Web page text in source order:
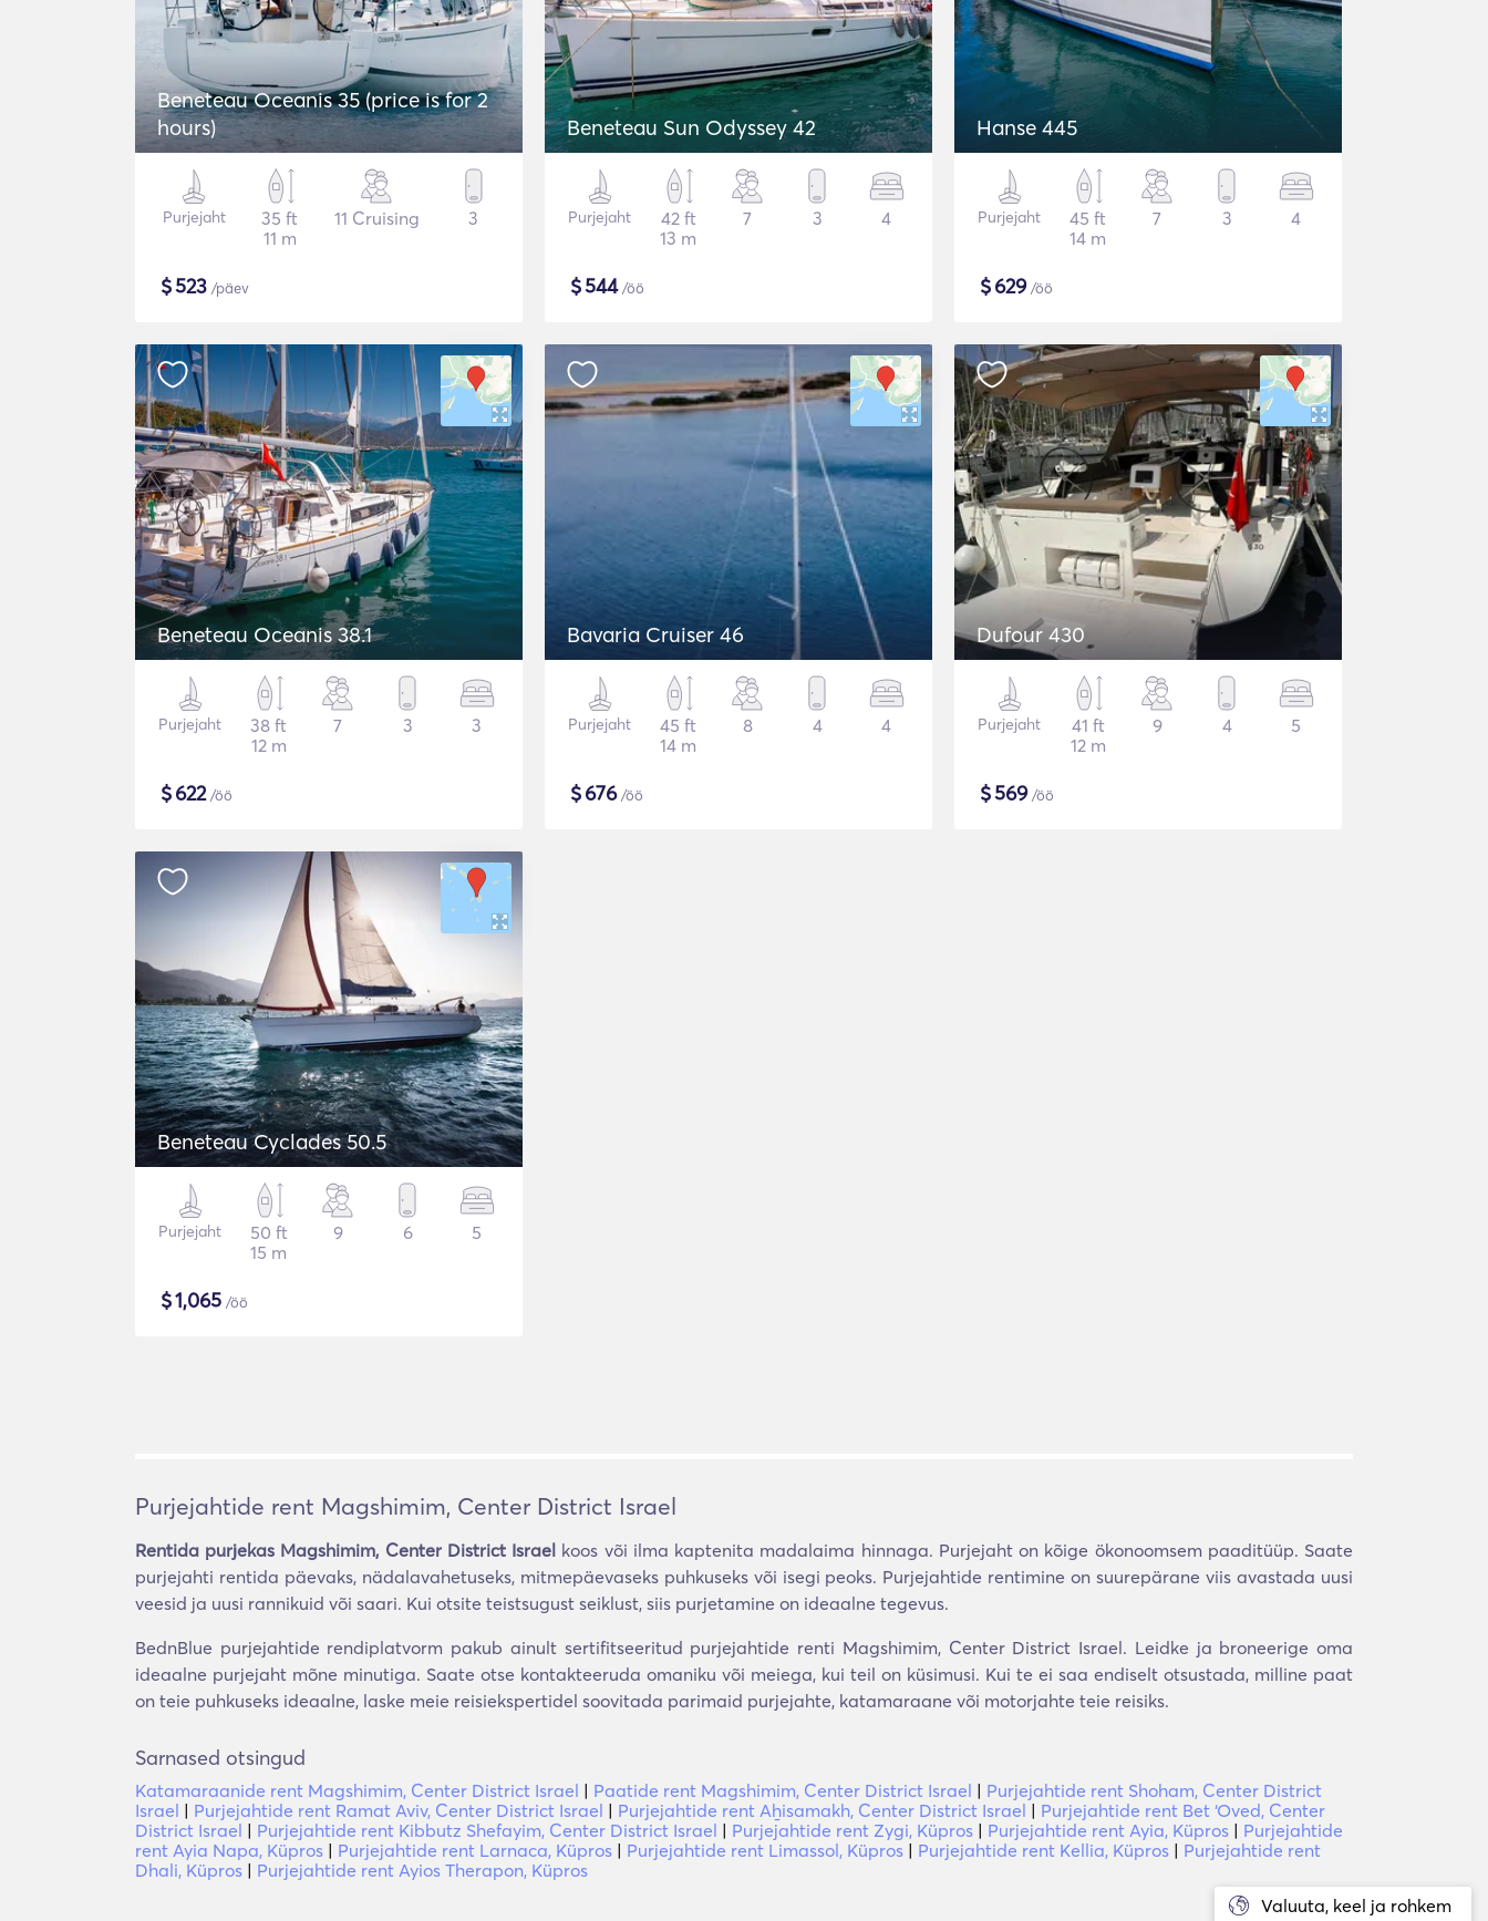
Beneteau Oceanis 35 (price is for 2
hours)
Purjejaht
35 ft
11 m
11 Cruising 3
$523 /päev
Beneteau Sun Odyssey 42
Purjejaht
42 ft
13 m
7 3 4
$544/öö
Hanse 445
Purjejaht
45 ft
14 m
7 3 4
$629/öö
Beneteau Oceanis 38.1
Purjejaht
38 ft
12 m
7 3 3
$622/öö
Bavaria Cruiser 46
Purjejaht
45 ft
14 m
8 4 4
$676/öö
Dufour 430
Purjejaht
41 ft
12 m
9 4 5
$569/öö
Beneteau Cyclades 50.5
Purjejaht
50 ft
15 m
9 6 5
$1,065 /öö
Valuuta, keel ja rohkem
Purjejahtide rent Magshimim, Center District Israel
Rentida purjekas Magshimim, Center District Israel koos või ilma kaptenita madalaima hinnaga. Purjejaht on kõige ökonoomsem paaditüüp. Saate
purjejahti rentida päevaks, nädalavahetuseks, mitmepäevaseks puhkuseks või isegi peoks. Purjejahtide rentimine on suurepärane viis avastada uusi
veesid ja uusi rannikuid või saari. Kui otsite teistsugust seiklust, siis purjetamine on ideaalne tegevus.
BednBlue purjejahtide rendiplatvorm pakub ainult sertifitseeritud purjejahtide renti Magshimim, Center District Israel. Leidke ja broneerige oma
ideaalne purjejaht mõne minutiga. Saate otse kontakteeruda omaniku või meiega, kui teil on küsimusi. Kui te ei saa endiselt otsustada, milline paat
on teie puhkuseks ideaalne, laske meie reisiekspertidel soovitada parimaid purjejahte, katamaraane või motorjahte teie reisiks.
Sarnased otsingud
Katamaraanide rent Magshimim, Center District Israel | Paatide rent Magshimim, Center District Israel | Purjejahtide rent Shoham, Center District
Israel | Purjejahtide rent Ramat Aviv, Center District Israel | Purjejahtide rent Aẖisamakh, Center District Israel | Purjejahtide rent Bet ‘Oved, Center
District Israel | Purjejahtide rent Kibbutz Shefayim, Center District Israel | Purjejahtide rent Zygi, Küpros | Purjejahtide rent Ayia, Küpros | Purjejahtide
rent Ayia Napa, Küpros | Purjejahtide rent Larnaca, Küpros | Purjejahtide rent Limassol, Küpros | Purjejahtide rent Kellia, Küpros | Purjejahtide rent
Dhali, Küpros | Purjejahtide rent Ayios Therapon, Küpros